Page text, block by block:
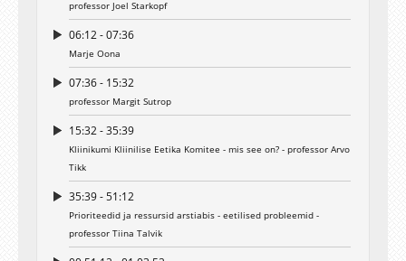
professor Joel Starkopf
06:12 - 07:36
Marje Oona
07:36 - 15:32
professor Margit Sutrop
15:32 - 35:39
Kliinikumi Kliinilise Eetika Komitee - mis see on? - professor Arvo
Tikk
35:39 - 51:12
Prioriteedid ja ressursid arstiabis - eetilised probleemid -
professor Tiina Talvik